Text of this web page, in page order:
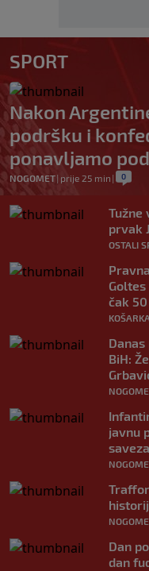
SPORT
Nakon
podršku i
ponavljamo
NOGOMET| prije 25 min | 0
Tužne
prvak
OSTALI
čak
KOŠARKA
BiH:
javnu
Dan
dan